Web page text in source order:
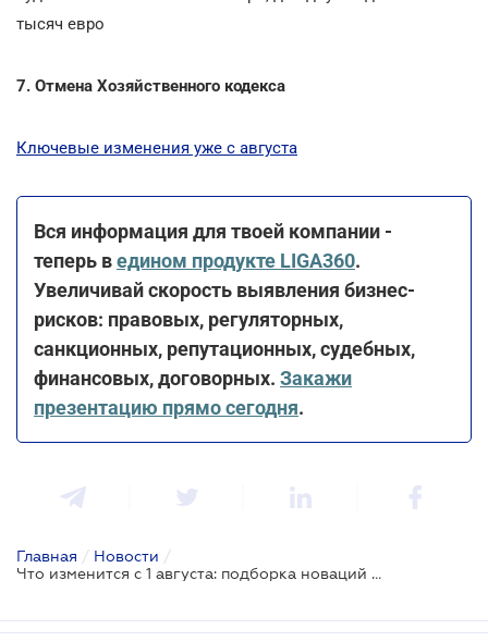
тысяч евро
7. Отмена Хозяйственного кодекса
Ключевые изменения уже с августа
Вся информация для твоей компании -
теперь ведином продукте LIGA360.
Увеличивай скорость выявления бизнес-
рисков: правовых, регуляторных,
санкционных, репутационных, судебных,
финансовых, договорных. Закажи
презентацию прямо сегодня.
Главная / Новости /
Что изменится с 1 августа: подборка новаций законодательства